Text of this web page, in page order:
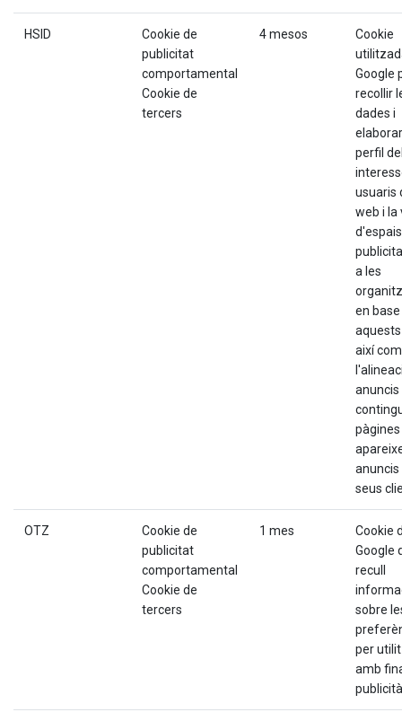
HSID
Cookie de
publicitat
comportamental
Cookie de
tercers
4 mesos
Cookie
Google
recollir
dades i
perfil
usuaris
web i la
d'espais
a les
en base
així com
anuncis
anuncis
seus
OTZ
Cookie de
publicitat
comportamental
Cookie de
tercers
1 mes
Cookie
Google
recull
sobre
per
amb